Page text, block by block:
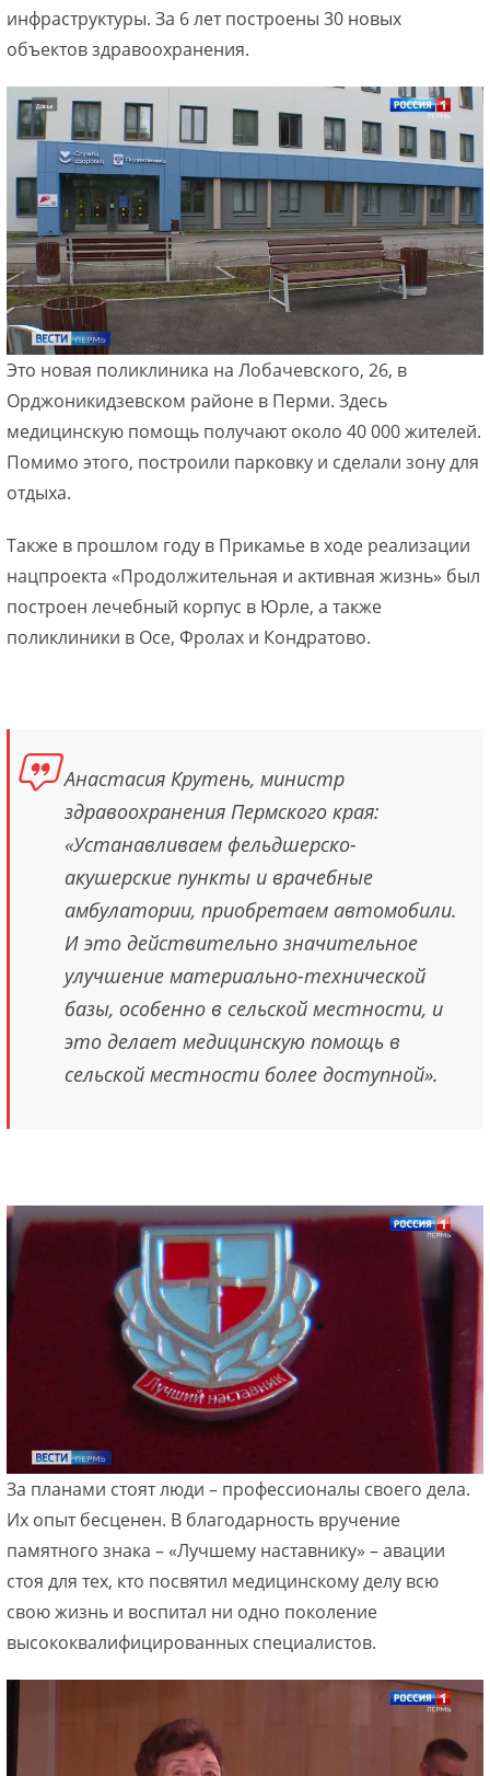
инфраструктуры. За 6 лет построены 30 новых
объектов здравоохранения.
Это новая поликлиника на Лобачевского, 26, в
Орджоникидзевском районе в Перми. Здесь
медицинскую помощь получают около 40 000 жителей.
Помимо этого, построили парковку и сделали зону для
отдыха.
Также в прошлом году в Прикамье в ходе реализации
нацпроекта «Продолжительная и активная жизнь» был
построен лечебный корпус в Юрле, а также
поликлиники в Осе, Фролах и Кондратово.
Анастасия Крутень, министр
здравоохранения Пермского края:
«Устанавливаем фельдшерско-
акушерские пункты и врачебные
амбулатории, приобретаем автомобили.
И это действительно значительное
улучшение материально-технической
базы, особенно в сельской местности, и
это делает медицинскую помощь в
сельской местности более доступной».
За планами стоят люди – профессионалы своего дела.
Их опыт бесценен. В благодарность вручение
памятного знака – «Лучшему наставнику» – авации
стоя для тех, кто посвятил медицинскому делу всю
свою жизнь и воспитал ни одно поколение
высококвалифицированных специалистов.